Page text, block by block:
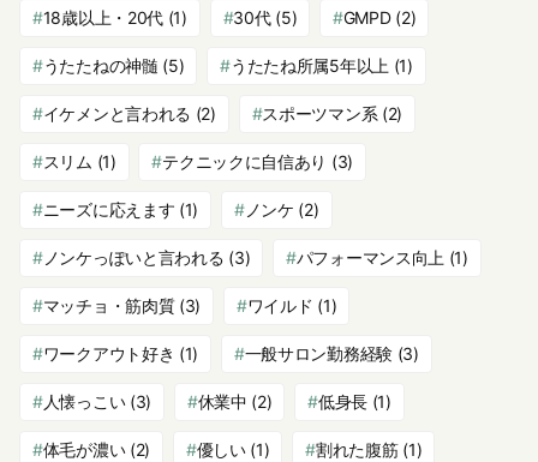
18歳以上・20代 (1) 30代(5) GMPD(2)
うたたねの神髄 (5) うたたね所属5年以上 (1)
イケメンと言われる (2) スポーツマン系 (2)
スリム (1) テクニックに自信あり (3)
ニーズに応えます (1) ノンケ (2)
ノンケっぽいと言われる (3) パフォーマンス向上 (1)
マッチョ・筋肉質(3) ワイルド (1)
ワークアウト好き (1) 一般サロン勤務経験(3)
人懐っこい(3) 休業中 (2) 低身長 (1)
体毛が濃い(2) 優しい(1) 割れた腹筋(1)